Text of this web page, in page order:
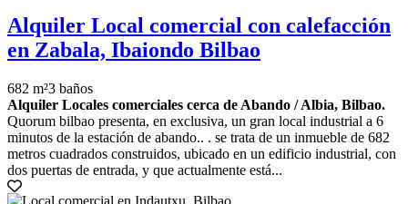
Alquiler Local comercial con calefacción
en Zabala, Ibaiondo Bilbao
682 m²3 baños
Alquiler Locales comerciales cerca de Abando / Albia, Bilbao.
Quorum bilbao presenta, en exclusiva, un gran local industrial a 6
minutos de la estación de abando.. . se trata de un inmueble de 682
metros cuadrados construidos, ubicado en un edificio industrial, con
dos puertas de entrada, y que actualmente está...